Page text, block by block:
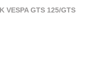
VESPA GTS 125/GTS